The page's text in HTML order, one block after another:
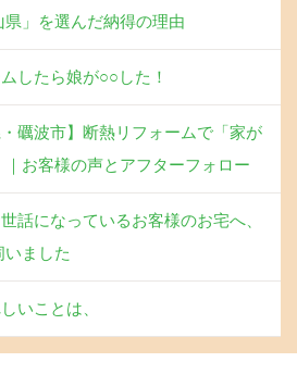
」を選んだ納得の理由
したら娘が○○した！
・礪波市】断熱リフォームで「家が
お客様の声とアフターフォロー
話になっているお客様のお宅へ、
ました
いことは、